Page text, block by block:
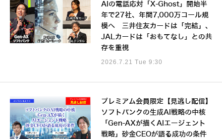
AIの電話応対「X-Ghost」開始半
年で27社、年間7,000万コール規
模へ 三井住友カードは「完結」、
JALカードは「おもてなし」との共
存を重視
2026.7.21 Tue 9:30
プレミアム会員限定【見逃し配信】
ソフトバンクの生成AI戦略の中核
「Gen-AXが描くAIエージェント
戦略」砂金CEOが語る成功の条件